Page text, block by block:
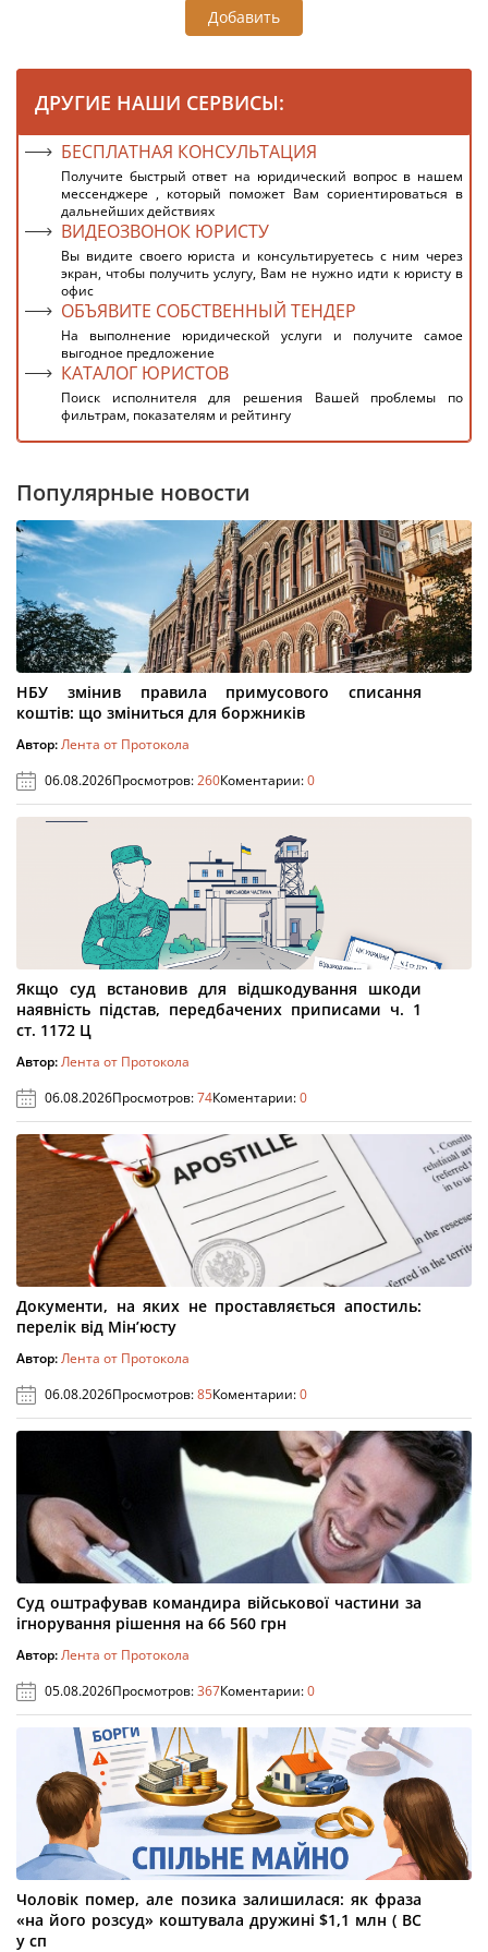
Добавить
ДРУГИЕ НАШИ СЕРВИСЫ:
БЕСПЛАТНАЯ КОНСУЛЬТАЦИЯ
Получите быстрый ответ на юридический вопрос в нашем
мессенджере , который поможет Вам сориентироваться в
дальнейших действиях
ВИДЕОЗВОНОК ЮРИСТУ
Вы видите своего юриста и консультируетесь с ним через
экран, чтобы получить услугу, Вам не нужно идти к юристу в
офис
ОБЪЯВИТЕ СОБСТВЕННЫЙ ТЕНДЕР
На выполнение юридической услуги и получите самое
выгодное предложение
КАТАЛОГ ЮРИСТОВ
Поиск исполнителя для решения Вашей проблемы по
фильтрам, показателям и рейтингу
Популярные новости
НБУ змінив правила примусового списання
коштів: що зміниться для боржників
Автор:Лента от Протокола
06.08.2026Просмотров:260Коментарии:0
Якщо суд встановив для відшкодування шкоди
наявність підстав, передбачених приписами ч. 1
ст. 1172 Ц
Автор:Лента от Протокола
06.08.2026Просмотров:74Коментарии:0
Документи, на яких не проставляється апостиль:
перелік від Мін’юсту
Автор:Лента от Протокола
06.08.2026Просмотров:85Коментарии:0
Суд оштрафував командира військової частини за
ігнорування рішення на 66 560 грн
Автор:Лента от Протокола
05.08.2026Просмотров:367Коментарии:0
Чоловік помер, але позика залишилася: як фраза
«на його розсуд» коштувала дружині $1,1 млн ( ВС
у сп